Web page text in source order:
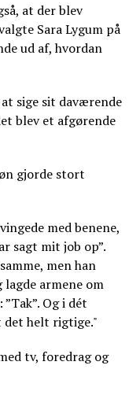
at der blev
Sara Lygum på
ud af, hvordan
sige sit daværende
blev et afgørende
gjorde stort
med benene,
sagt mit job op”.
men han
armene om
Og i dét
det helt rigtige."
tv, foredrag og